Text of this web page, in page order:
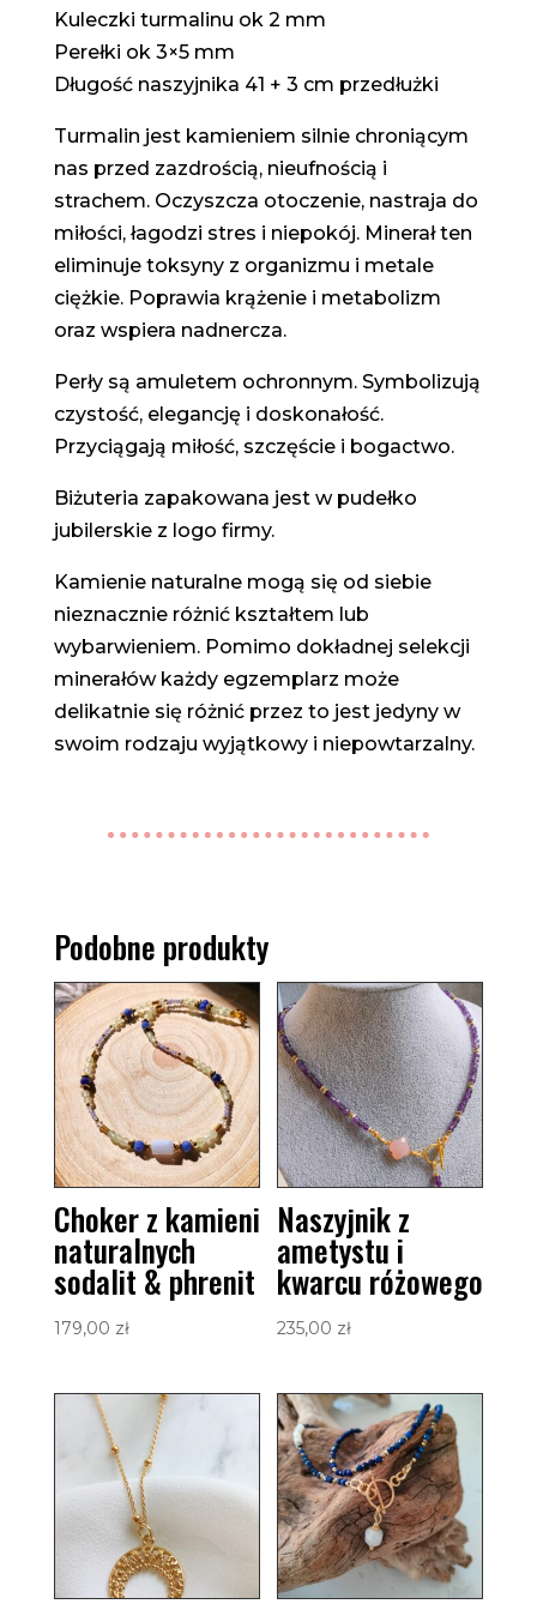
Kuleczki turmalinu ok 2 mm
Perełki ok 3×5 mm
Długość naszyjnika 41 + 3 cm przedłużki
Turmalin jest kamieniem silnie chroniącym
nas przed zazdrością, nieufnością i
strachem. Oczyszcza otoczenie, nastraja do
miłości, łagodzi stres i niepokój. Minerał ten
eliminuje toksyny z organizmu i metale
ciężkie. Poprawia krążenie i metabolizm
oraz wspiera nadnercza.
Perły są amuletem ochronnym. Symbolizują
czystość, elegancję i doskonałość.
Przyciągają miłość, szczęście i bogactwo.
Biżuteria zapakowana jest w pudełko
jubilerskie z logo firmy.
Kamienie naturalne mogą się od siebie
nieznacznie różnić kształtem lub
wybarwieniem. Pomimo dokładnej selekcji
minerałów każdy egzemplarz może
delikatnie się różnić przez to jest jedyny w
swoim rodzaju wyjątkowy i niepowtarzalny.
Podobne produkty
Choker z kamieni
naturalnych
sodalit & phrenit
179,00 zł
Naszyjnik z
ametystu i
kwarcu różowego
235,00 zł